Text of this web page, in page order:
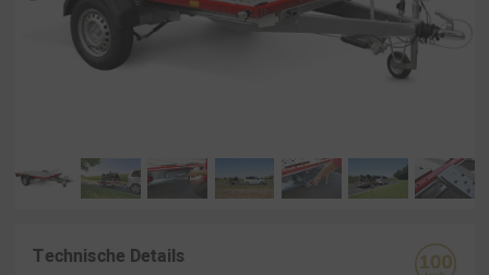
Technische Details